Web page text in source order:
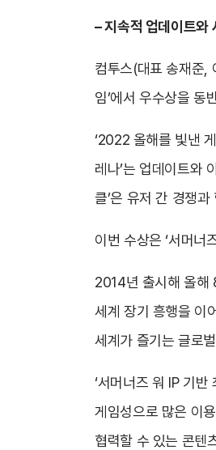
– 지속적 업데이트와
컴투스(대표 송재준,
임’에서 우수상을 동
‘2022 올해를 빛낸
레나’는 업데이트와
클’은 유저 간 경쟁
이번 수상은 ‘서머너
2014년 출시해 올해
세계 장기 흥행을 이
세계가 즐기는 글로
‘서머너즈 워 IP 기
게임성으로 많은 이
협력할 수 있는 콘텐